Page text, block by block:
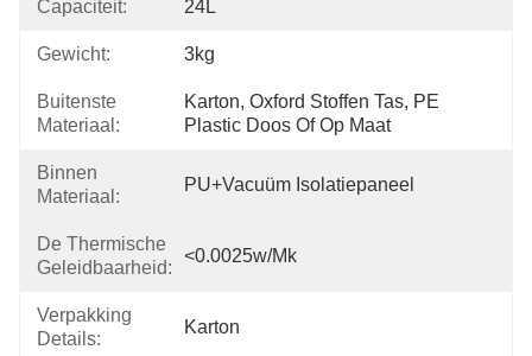
Capaciteit: 24L
Gewicht: 3kg
Buitenste
Materiaal:
Karton, Oxford Stoffen Tas, PE
Plastic Doos Of Op Maat
Binnen
Materiaal:
PU+Vacuüm Isolatiepaneel
De Thermische
Geleidbaarheid:
<0.0025w/mk
Verpakking
Details:
Karton